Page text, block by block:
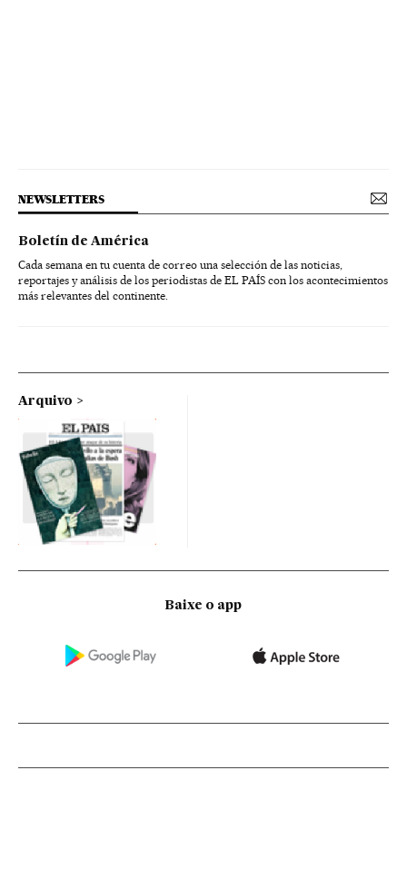
NEWSLETTERS
Boletín de América
Cada semana en tu cuenta de correo una selección de las noticias,
reportajes y análisis de los periodistas de EL PAÍS con los acontecimientos
más relevantes del continente.
Arquivo
Baixe o app